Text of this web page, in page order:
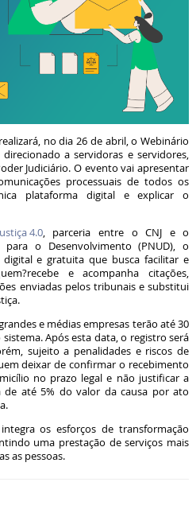
no dia 26 de abril, o Webinário
a servidoras e servidores,
Judiciário. O evento vai apresentar
processuais de todos os
plataforma digital e explicar o
4.0, parceria entre o CNJ e o
para o Desenvolvimento (PNUD), o
e gratuita que busca facilitar e
e acompanha citações,
enviadas pelos tribunais e substitui
e médias empresas terão até 30
Após esta data, o registro será
sujeito a penalidades e riscos de
deixar de confirmar o recebimento
no prazo legal e não justificar a
de até 5% do valor da causa por ato
os esforços de transformação
uma prestação de serviços mais
as pessoas.